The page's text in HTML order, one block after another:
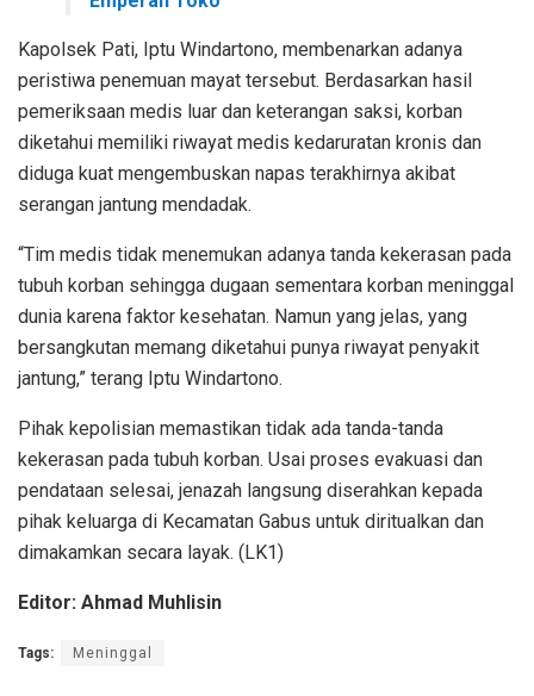
Kapolsek Pati, Iptu Windartono, membenarkan adanya
peristiwa penemuan mayat tersebut. Berdasarkan hasil
pemeriksaan medis luar dan keterangan saksi, korban
diketahui memiliki riwayat medis kedaruratan kronis dan
diduga kuat mengembuskan napas terakhirnya akibat
serangan jantung mendadak.
“Tim medis tidak menemukan adanya tanda kekerasan pada
tubuh korban sehingga dugaan sementara korban meninggal
dunia karena faktor kesehatan. Namun yang jelas, yang
bersangkutan memang diketahui punya riwayat penyakit
jantung,” terang Iptu Windartono.
Pihak kepolisian memastikan tidak ada tanda-tanda
kekerasan pada tubuh korban. Usai proses evakuasi dan
pendataan selesai, jenazah langsung diserahkan kepada
pihak keluarga di Kecamatan Gabus untuk diritualkan dan
dimakamkan secara layak. (LK1)
Editor: Ahmad Muhlisin
Tags: Meninggal